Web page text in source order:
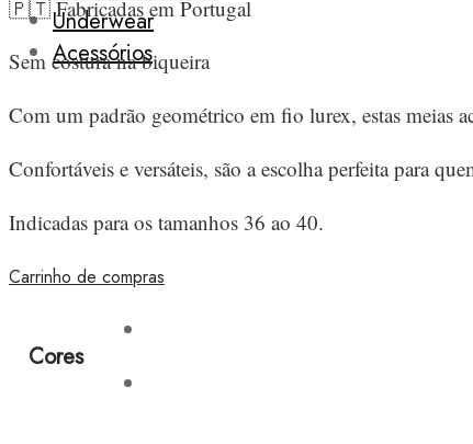
Underwear
Acessórios
🇵🇹 Fabricadas em Portugal
Sem costura na biqueira
Com um padrão geométrico em fio lurex, estas meias
Confortáveis e versáteis, são a escolha perfeita para
Indicadas para os tamanhos 36 ao 40.
Carrinho de compras
Cores